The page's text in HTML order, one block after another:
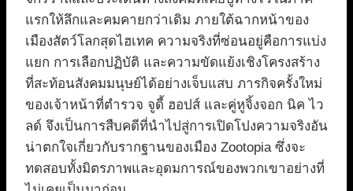
แรกให้ลึกและคมคายกว่าเดิม ภายใต้ฉากหน้าของ
เมืองสัตว์โลกสุดไฮเทค ความจริงที่ซ่อนอยู่คือการแบ่ง
แยก การเลือกปฏิบัติ และความขัดแย้งเชิงโครงสร้าง
ที่สะท้อนสังคมมนุษย์ได้อย่างเจ็บแสบ ภารกิจครั้งใหม่
ของเจ้าหน้าที่ตำรวจ จูดี้ ฮอปส์ และคู่หูจิ้งจอก นิค ไว
ลด์ จึงเป็นการสืบคดีที่นำไปสู่การเปิดโปงความจริงอัน
น่าตกใจเกี่ยวกับรากฐานของเมือง Zootopia ซึ่งจะ
ทดสอบทั้งมิตรภาพและอุดมการณ์ของพวกเขาอย่างที่